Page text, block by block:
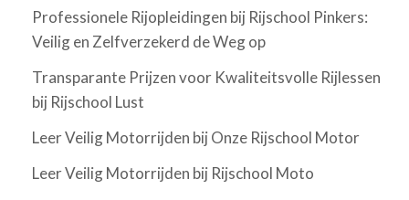
Professionele Rijopleidingen bij Rijschool Pinkers:
Veilig en Zelfverzekerd de Weg op
Transparante Prijzen voor Kwaliteitsvolle Rijlessen
bij Rijschool Lust
Leer Veilig Motorrijden bij Onze Rijschool Motor
Leer Veilig Motorrijden bij Rijschool Moto